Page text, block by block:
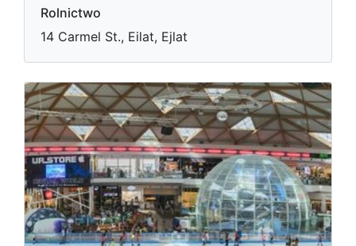
Rolnictwo
14 Carmel St., Eilat, Ejlat